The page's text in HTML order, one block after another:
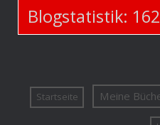
Blogstatistik:
Startseite Meine